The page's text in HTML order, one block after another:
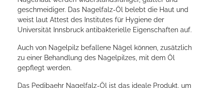
geschmeidiger. Das Nagelfalz-Öl belebt die Haut und
weist laut Attest des Institutes für Hygiene der
Universität Innsbruck antibakterielle Eigenschaften auf.
Auch von Nagelpilz befallene Nägel können, zusätzlich
zu einer Behandlung des Nagelpilzes, mit dem Öl
gepflegt werden.
Das Pedibaehr Nagelfalz-Öl ist das ideale Produkt, um